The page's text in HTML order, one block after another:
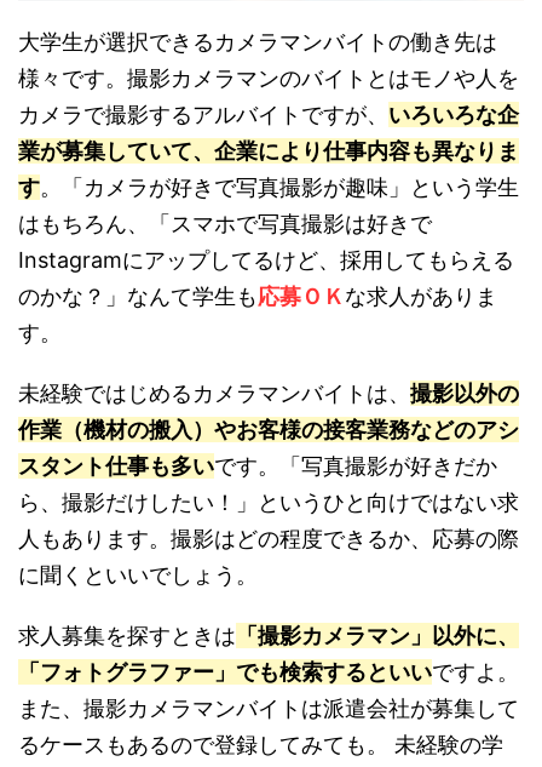
大学生が選択できるカメラマンバイトの働き先は
様々です。撮影カメラマンのバイトとはモノや人を
カメラで撮影するアルバイトですが、 いろいろな企
業が募集していて、企業により仕事内容も異なりま
す。「カメラが好きで写真撮影が趣味」という学生
はもちろん、「スマホで写真撮影は好きで
Instagramにアップしてるけど、採用してもらえる
のかな？」なんて学生も応募ＯＫな求人がありま
す。
未経験ではじめるカメラマンバイトは、 撮影以外の
作業（機材の搬入）やお客様の接客業務などのアシ
スタント仕事も多いです。「写真撮影が好きだか
ら、撮影だけしたい！」というひと向けではない求
人もあります。撮影はどの程度できるか、応募の際
に聞くといいでしょう。
求人募集を探すときは 「撮影カメラマン」以外に、
「フォトグラファー」でも検索するといいですよ。
また、撮影カメラマンバイトは派遣会社が募集して
るケースもあるので登録してみても。 未経験の学